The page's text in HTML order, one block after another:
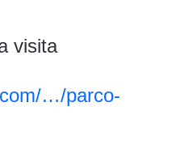
visita
…/parco-